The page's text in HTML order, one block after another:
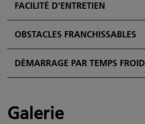
FACILITÉ D’ENTRETIEN
OBSTACLES FRANCHISSABLES
DÉMARRAGE PAR TEMPS FROID
Galerie